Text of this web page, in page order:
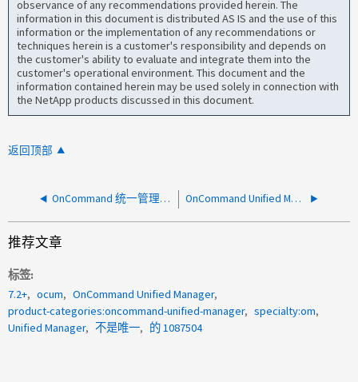
observance of any recommendations provided herein. The
information in this document is distributed AS IS and the use of this
information or the implementation of any recommendations or
techniques herein is a customer's responsibility and depends on
the customer's ability to evaluate and integrate them into the
customer's operational environment. This document and the
information contained herein may be used solely in connection with
the NetApp products discussed in this document.
返回顶部
OnCommand 统一管理器从错误的网络接口发送SNMP陷阱 OnCommand Unified Manager 无法计划“事件”报告
推荐文章
标签
7.2+
ocum
OnCommand Unified Manager
product-categories:oncommand-unified-manager
specialty:om
Unified Manager
不是唯一 的 1087504